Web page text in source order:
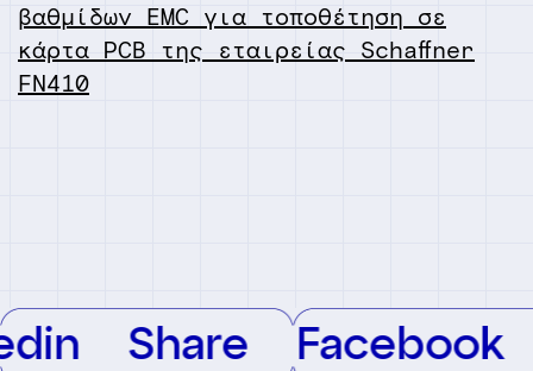
βαθμίδων EMC για τοποθέτηση σε
κάρτα PCB της εταιρείας Schaffner
FN410
Share Facebook